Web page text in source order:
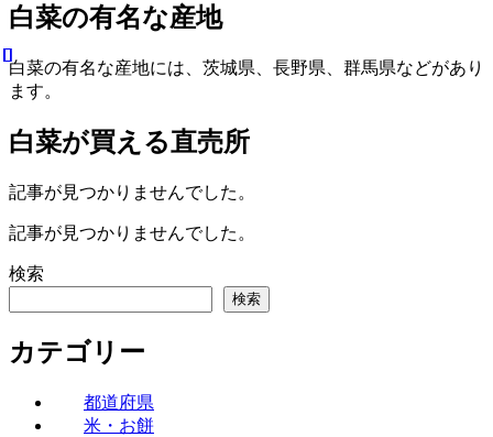
白菜の有名な産地
白菜の有名な産地には、茨城県、長野県、群馬県などがあり
ます。
白菜が買える直売所
記事が見つかりませんでした。
記事が見つかりませんでした。
検索
検索
カテゴリー
都道府県
米・お餅